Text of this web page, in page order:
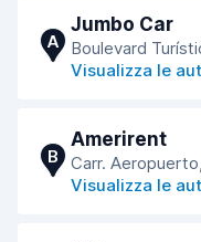
A
Jumbo Car
Boulevard
Visualizza le
B
Amerirent
Carr.
Visualizza le